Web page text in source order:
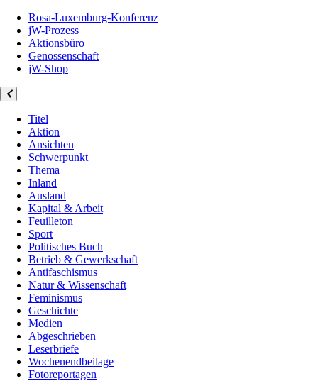
Rosa-Luxemburg-Konferenz
jW-Prozess
Aktionsbüro
Genossenschaft
jW-Shop
Titel
Aktion
Ansichten
Schwerpunkt
Thema
Inland
Ausland
Kapital & Arbeit
Feuilleton
Sport
Politisches Buch
Betrieb & Gewerkschaft
Antifaschismus
Natur & Wissenschaft
Feminismus
Geschichte
Medien
Abgeschrieben
Leserbriefe
Wochenendbeilage
Fotoreportagen